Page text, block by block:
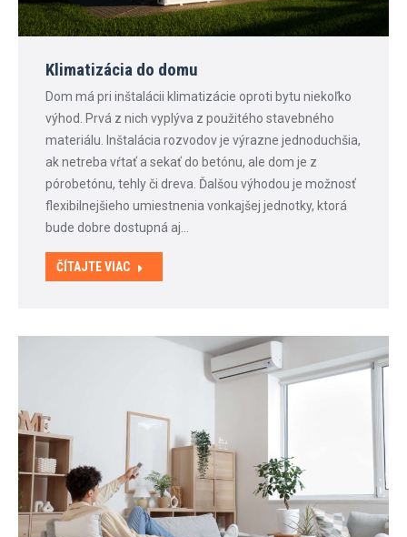
Klimatizácia do domu
Dom má pri inštalácii klimatizácie oproti bytu niekoľko
výhod. Prvá z nich vyplýva z použitého stavebného
materiálu. Inštalácia rozvodov je výrazne jednoduchšia,
ak netreba vŕtať a sekať do betónu, ale dom je z
pórobetónu, tehly či dreva. Ďalšou výhodou je možnosť
flexibilnejšieho umiestnenia vonkajšej jednotky, ktorá
bude dobre dostupná aj…
ČÍTAJTE VIAC